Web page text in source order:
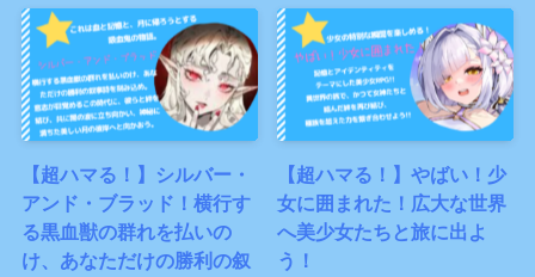
【超ハマる！】シルバー・
アンド・ブラッド！横行す
る黒血獣の群れを払いの
け、あなただけの勝利の叙
【超ハマる！】やばい！少
女に囲まれた！広大な世界
へ美少女たちと旅に出よ
う！